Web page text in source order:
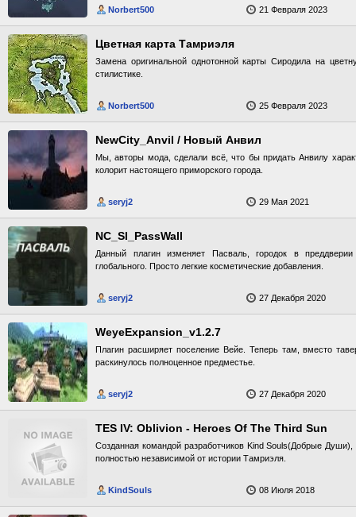
Norbert500 21 Февраля 2023
Цветная карта Тамриэля
Замена оригинальной однотонной карты Сиродила на
стилистике.
Norbert500 25 Февраля 2023
NewCity_Anvil / Новый Анвил
Мы, авторы мода, сделали всё, что бы придать Анвилу
колорит настоящего приморского города.
seryj2 29 Мая 2021
NC_SI_PassWall
Данный плагин изменяет Пасваль, городок в
глобального. Просто легкие косметические добавления.
seryj2 27 Декабря 2020
WeyeExpansion_v1.2.7
Плагин расширяет поселение Вейе. Теперь там, вместо
раскинулось полноценное предместье.
seryj2 27 Декабря 2020
TES IV: Oblivion - Heroes Of The Third Sun
Созданная командой разработчиков Kind Souls(Добрые
полностью независимой от истории Тамриэля.
KindSouls 08 Июля 2018